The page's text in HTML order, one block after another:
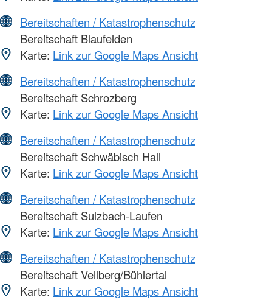
Bereitschaften / Katastrophenschutz
Bereitschaft Blaufelden
Karte: Link zur Google Maps Ansicht
Bereitschaften / Katastrophenschutz
Bereitschaft Schrozberg
Karte: Link zur Google Maps Ansicht
Bereitschaften / Katastrophenschutz
Bereitschaft Schwäbisch Hall
Karte: Link zur Google Maps Ansicht
Bereitschaften / Katastrophenschutz
Bereitschaft Sulzbach-Laufen
Karte: Link zur Google Maps Ansicht
Bereitschaften / Katastrophenschutz
Bereitschaft Vellberg/Bühlertal
Karte: Link zur Google Maps Ansicht